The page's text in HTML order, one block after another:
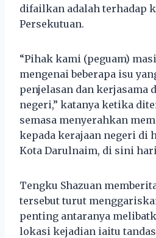
difailkan adalah terhadap
Persekutuan.
“Pihak kami (peguam)
mengenai beberapa isu
penjelasan dan kerjasama
negeri,” katanya ketika
semasa menyerahkan
kepada kerajaan negeri di
Kota Darulnaim, di sini
Tengku Shazuan
tersebut turut
penting antaranya
lokasi kejadian iaitu